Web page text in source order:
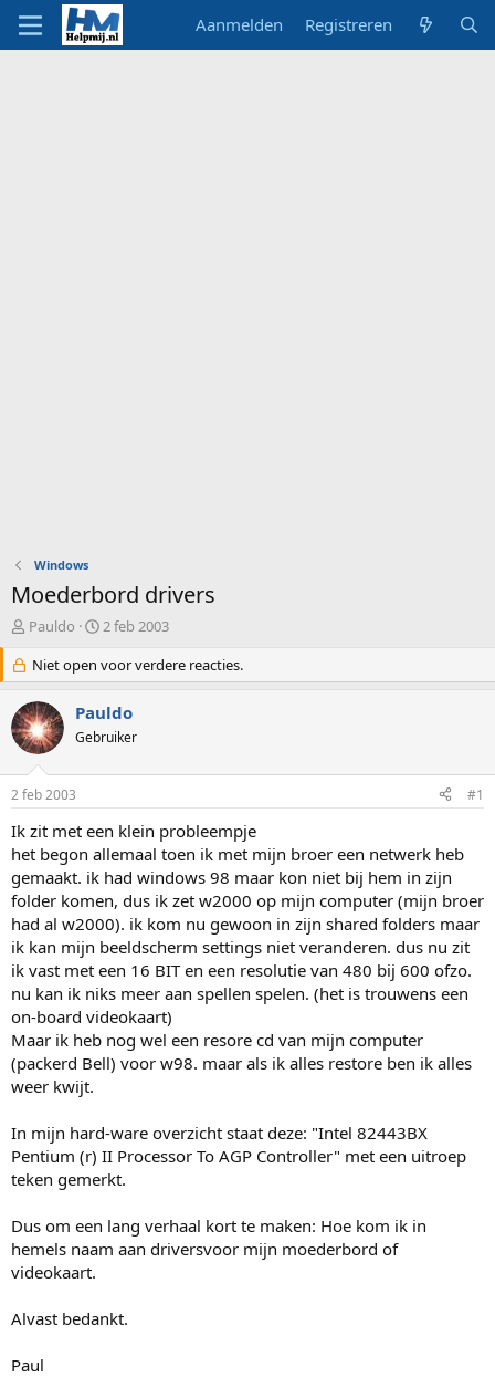
Aanmelden Registreren
Windows
Moederbord drivers
O
d
e
r
w
e
p
s
t
a
r
t
e
r
Pauldo
S
a
r
d
a
m
2 feb 2003
Niet open voor verdere reacties.
Pauldo
Gebruiker
2 feb 2003 #1
Ik zit met een klein probleempje
het begon allemaal toen ik met mijn broer een netwerk heb
gemaakt. ik had windows 98 maar kon niet bij hem in zijn
folder komen, dus ik zet w2000 op mijn computer (mijn broer
had al w2000). ik kom nu gewoon in zijn shared folders maar
ik kan mijn beeldscherm settings niet veranderen. dus nu zit
ik vast met een 16 BIT en een resolutie van 480 bij 600 ofzo.
nu kan ik niks meer aan spellen spelen. (het is trouwens een
on-board videokaart)
Maar ik heb nog wel een resore cd van mijn computer
(packerd Bell) voor w98. maar als ik alles restore ben ik alles
weer kwijt.
In mijn hard-ware overzicht staat deze: "Intel 82443BX
Pentium (r) II Processor To AGP Controller" met een uitroep
teken gemerkt.
Dus om een lang verhaal kort te maken: Hoe kom ik in
hemels naam aan driversvoor mijn moederbord of
videokaart.
Alvast bedankt.
Paul